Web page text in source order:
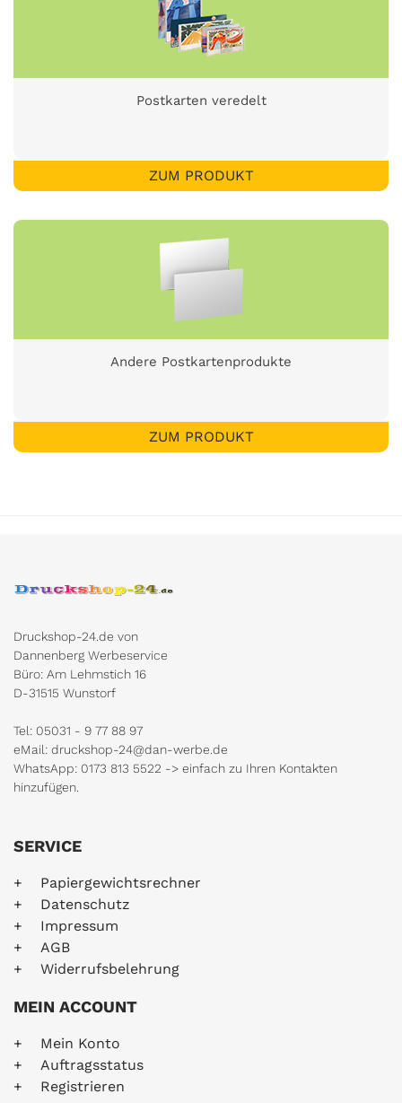
Postkarten veredelt
ZUM PRODUKT
Andere Postkartenprodukte
ZUM PRODUKT
Druckshop-24.de von
Dannenberg Werbeservice
Büro: Am Lehmstich 16
D-31515 Wunstorf
Tel: 05031 - 9 77 88 97
eMail: druckshop-24@dan-werbe.de
WhatsApp: 0173 813 5522 -> einfach zu Ihren Kontakten
hinzufügen.
SERVICE
Papiergewichtsrechner
Datenschutz
Impressum
AGB
Widerrufsbelehrung
MEIN ACCOUNT
Mein Konto
Auftragsstatus
Registrieren